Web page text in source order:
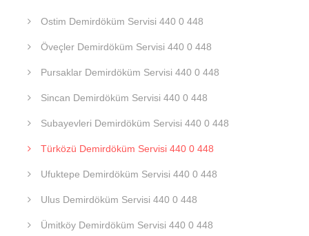
Ostim Demirdöküm Servisi 440 0 448
Öveçler Demirdöküm Servisi 440 0 448
Pursaklar Demirdöküm Servisi 440 0 448
Sincan Demirdöküm Servisi 440 0 448
Subayevleri Demirdöküm Servisi 440 0 448
Türközü Demirdöküm Servisi 440 0 448
Ufuktepe Demirdöküm Servisi 440 0 448
Ulus Demirdöküm Servisi 440 0 448
Ümitköy Demirdöküm Servisi 440 0 448